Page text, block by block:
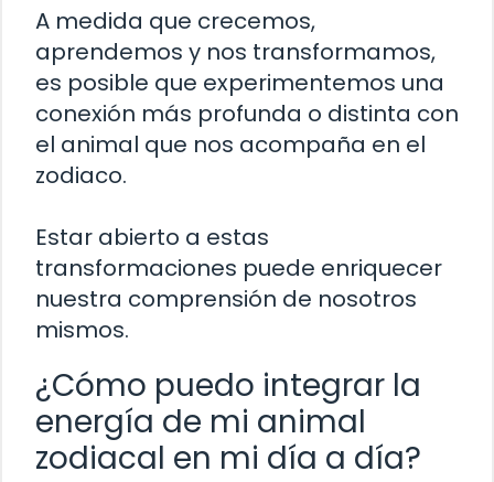
A medida que crecemos,
aprendemos y nos transformamos,
es posible que experimentemos una
conexión más profunda o distinta con
el animal que nos acompaña en el
zodiaco.
Estar abierto a estas
transformaciones puede enriquecer
nuestra comprensión de nosotros
mismos.
¿Cómo puedo integrar la
energía de mi animal
zodiacal en mi día a día?